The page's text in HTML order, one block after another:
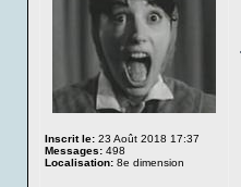
Inscrit le: 23 Août 2018 17:37
Messages: 498
Localisation: 8e dimension